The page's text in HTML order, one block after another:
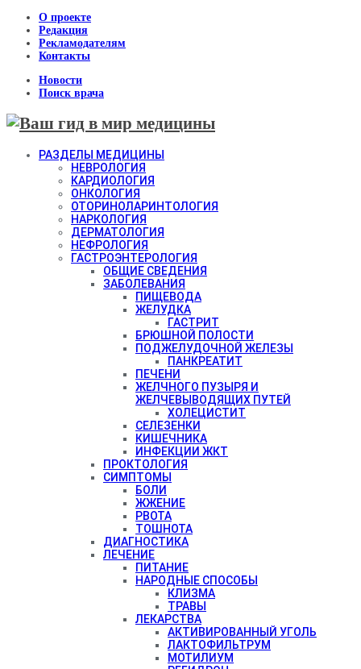
О проекте
Редакция
Рекламодателям
Контакты
Новости
Поиск врача
РАЗДЕЛЫ МЕДИЦИНЫ
НЕВРОЛОГИЯ
КАРДИОЛОГИЯ
ОНКОЛОГИЯ
ОТОРИНОЛАРИНТОЛОГИЯ
НАРКОЛОГИЯ
ДЕРМАТОЛОГИЯ
НЕФРОЛОГИЯ
ГАСТРОЭНТЕРОЛОГИЯ
ОБЩИЕ СВЕДЕНИЯ
ЗАБОЛЕВАНИЯ
ПИЩЕВОДА
ЖЕЛУДКА
ГАСТРИТ
БРЮШНОЙ ПОЛОСТИ
ПОДЖЕЛУДОЧНОЙ ЖЕЛЕЗЫ
ПАНКРЕАТИТ
ПЕЧЕНИ
ЖЕЛЧНОГО ПУЗЫРЯ И
ЖЕЛЧЕВЫВОДЯЩИХ ПУТЕЙ
ХОЛЕЦИСТИТ
СЕЛЕЗЕНКИ
КИШЕЧНИКА
ИНФЕКЦИИ ЖКТ
ПРОКТОЛОГИЯ
СИМПТОМЫ
БОЛИ
ЖЖЕНИЕ
РВОТА
ТОШНОТА
ДИАГНОСТИКА
ЛЕЧЕНИЕ
ПИТАНИЕ
НАРОДНЫЕ СПОСОБЫ
КЛИЗМА
ТРАВЫ
ЛЕКАРСТВА
АКТИВИРОВАННЫЙ УГОЛЬ
ЛАКТОФИЛЬТРУМ
МОТИЛИУМ